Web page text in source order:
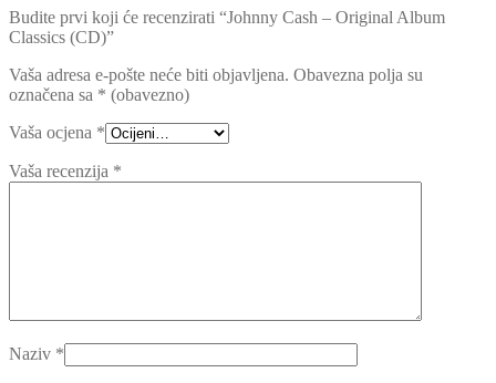
Budite prvi koji će recenzirati “Johnny Cash – Original Album
Classics (CD)”
Vaša adresa e-pošte neće biti objavljena. Obavezna polja su
označena sa * (obavezno)
Vaša ocjena *
Vaša recenzija *
Naziv *